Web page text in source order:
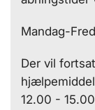
Mandag-
Der vil
12.00 -